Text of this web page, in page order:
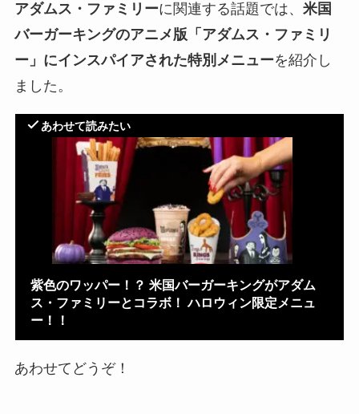
アダムス・ファミリーに関連する話題では、 米国
バーガーキングのアニメ版「アダムス・ファミリ
ー」にインスパイアされた特別メニューを紹介し
ました。
あわせて読みたい
紫色のワッパー！？ 米国バーガーキングがアダム
ス・ファミリーとコラボ！ ハロウィン限定メニュ
ー！！
あわせてどうぞ！